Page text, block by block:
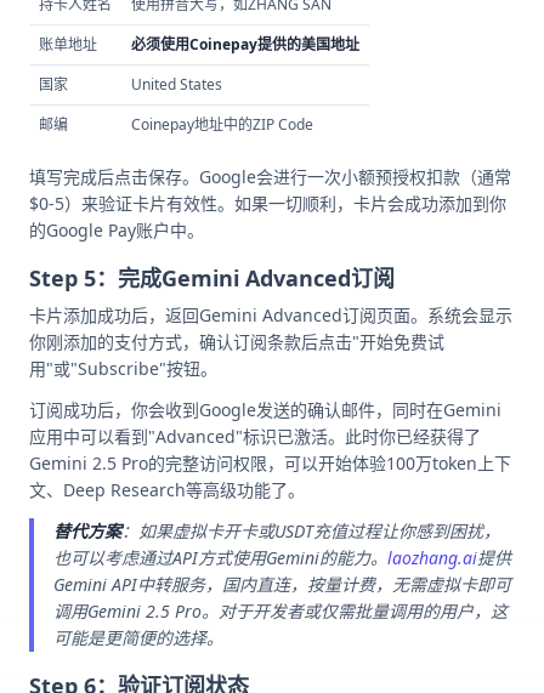
持卡人姓名
使用拼音大写，如ZHANG SAN
账单地址
必须使用Coinepay提供的美国地址
国家
United States
邮编
Coinepay地址中的ZIP Code
填写完成后点击保存。Google会进行一次小额预授权扣款（通常
$0-5）来验证卡片有效性。如果一切顺利，卡片会成功添加到你
的Google Pay账户中。
Step 5：完成Gemini Advanced订阅
卡片添加成功后，返回Gemini Advanced订阅页面。系统会显示
你刚添加的支付方式，确认订阅条款后点击"开始免费试
用"或"Subscribe"按钮。
订阅成功后，你会收到Google发送的确认邮件，同时在Gemini
应用中可以看到"Advanced"标识已激活。此时你已经获得了
Gemini 2.5 Pro的完整访问权限，可以开始体验100万token上下
文、Deep Research等高级功能了。
替代方案：如果虚拟卡开卡或USDT充值过程让你感到困扰，
也可以考虑通过API方式使用Gemini的能力。 laozhang.ai提供
Gemini API中转服务，国内直连，按量计费，无需虚拟卡即可
调用Gemini 2.5 Pro。对于开发者或仅需批量调用的用户，这
可能是更简便的选择。
Step 6：验证订阅状态